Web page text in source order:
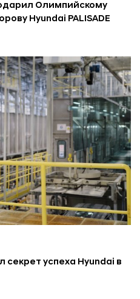
Олимпийскому
Hyundai PALISADE
успеха Hyundai в